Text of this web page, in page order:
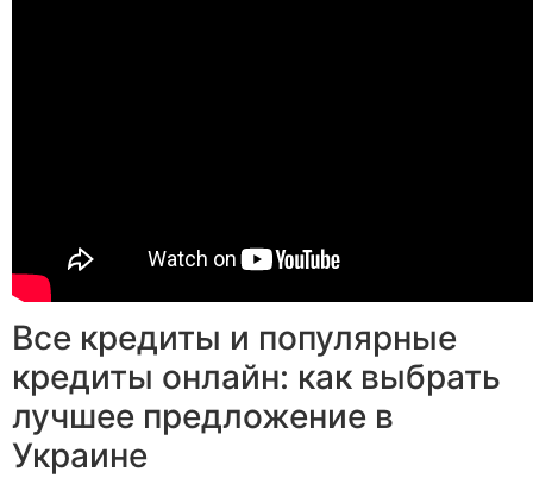
Все кредиты и популярные
кредиты онлайн: как выбрать
лучшее предложение в
Украине